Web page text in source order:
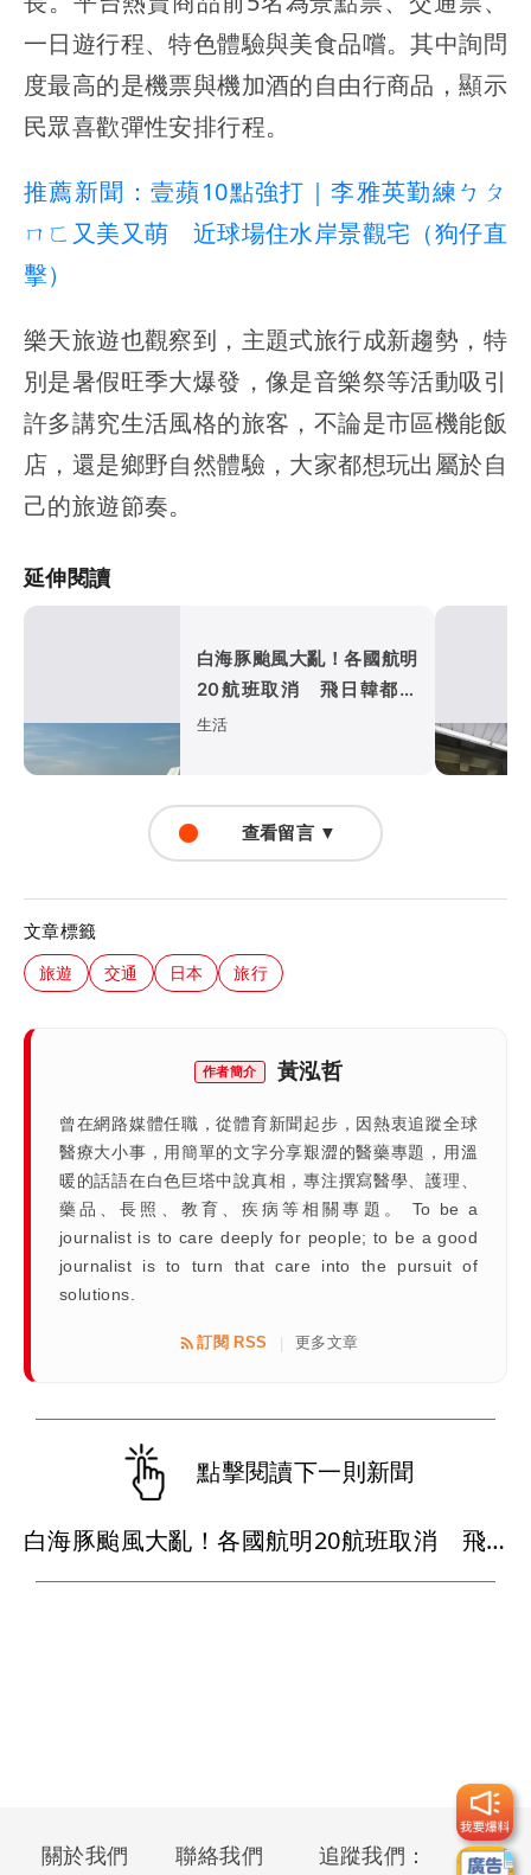
一日遊行程、特色體驗與美食品嚐。其中詢問
度最高的是機票與機加酒的自由行商品，顯示
民眾喜歡彈性安排行程。
推薦新聞：壹蘋10點強打｜李雅英勤練ㄅㄆ
ㄇㄈ又美又萌 近球場住水岸景觀宅（狗仔直
擊）
樂天旅遊也觀察到，主題式旅行成新趨勢，特
別是暑假旺季大爆發，像是音樂祭等活動吸引
許多講究生活風格的旅客，不論是市區機能飯
店，還是鄉野自然體驗，大家都想玩出屬於自
己的旅遊節奏。
延伸閱讀
白海豚颱風大亂！各國航明
20航班取消 飛日韓都受
影響
生活
查看留言 ▼
文章標籤
旅遊 交通 日本 旅行
作者簡介 黃泓哲
曾在網路媒體任職，從體育新聞起步，因熱衷追蹤全球
醫療大小事，用簡單的文字分享艱澀的醫藥專題，用溫
暖的話語在白色巨塔中說真相，專注撰寫醫學、護理、
藥品、長照、教育、疾病等相關專題。 To be a
journalist is to care deeply for people; to be a good
journalist is to turn that care into the pursuit of
solutions.
訂閱 RSS | 更多文章
點擊閱讀下一則新聞
白海豚颱風大亂！各國航明20航班取消 飛日韓都受影響
關於我們 聯絡我們 追蹤我們：